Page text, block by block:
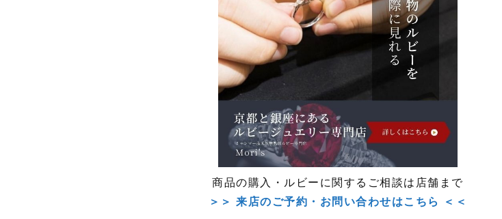
商品の購入・ルビーに関するご相談は店舗まで
＞＞ 来店のご予約・お問い合わせはこちら ＜＜